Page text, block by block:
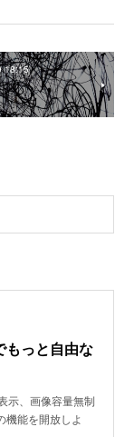
18:15
もっと自由な
示、画像容量無制
機能を開放しよ